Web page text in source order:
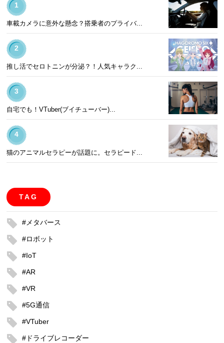
1
車載カメラに意外な懸念？搭乗者のプライバ...
2
推し活でセロトニンが分泌？！人気キャラク...
3
自宅でも！VTuber(ブイチューバー)...
4
猫のアニマルセラピーが話題に。セラピード...
TAG
#メタバース
#ロボット
#IoT
#AR
#VR
#5G通信
#VTuber
#ドライブレコーダー